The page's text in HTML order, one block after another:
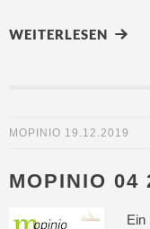
WEITERLESEN
MOPINIO 19.12.2019
MOPINIO 04
Ein